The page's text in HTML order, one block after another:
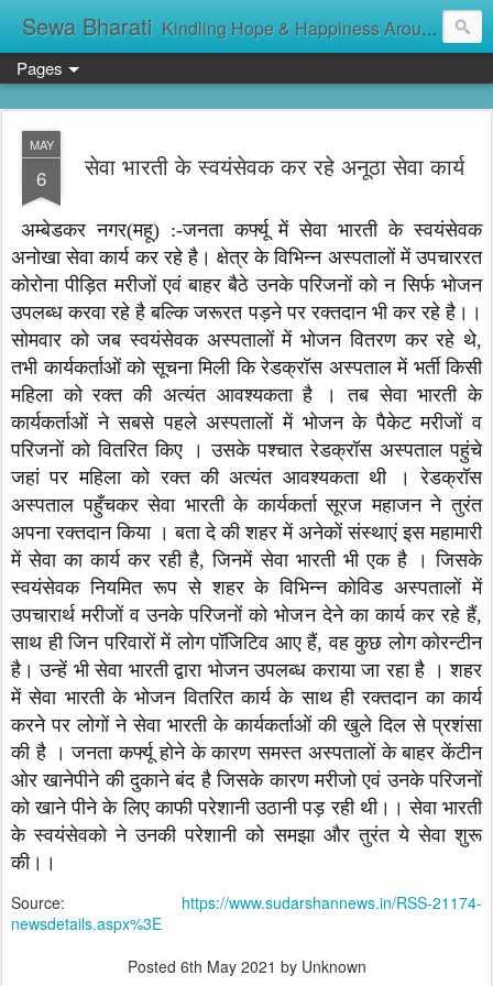
Sewa Bharati Kindling Hope & Happiness Around सेवा भारती சேவாபாரதி సేవా భారతి സേവാഭാരതി સેવા ભારતી সেবা ভাঁরাটি
Pages
MAY
6 सेवा भारती के स्वयंसेवक कर रहे अनूठा सेवा कार्य
अम्बेडकर नगर(महू) :-जनता कर्फ्यू में सेवा भारती के स्वयंसेवक
अनोखा सेवा कार्य कर रहे है। क्षेत्र के विभिन्न अस्पतालों में उपचाररत
कोरोना पीड़ित मरीजों एवं बाहर बैठे उनके परिजनों को न सिर्फ भोजन
उपलब्ध करवा रहे है बल्कि जरूरत पड़ने पर रक्तदान भी कर रहे है।।
सोमवार को जब स्वयंसेवक अस्पतालों में भोजन वितरण कर रहे थे,
तभी कार्यकर्ताओं को सूचना मिली कि रेडक्रॉस अस्पताल में भर्ती किसी
महिला को रक्त की अत्यंत आवश्यकता है । तब सेवा भारती के
कार्यकर्ताओं ने सबसे पहले अस्पतालों में भोजन के पैकेट मरीजों व
परिजनों को वितरित किए । उसके पश्चात रेडक्रॉस अस्पताल पहुंचे
जहां पर महिला को रक्त की अत्यंत आवश्यकता थी । रेडक्रॉस
अस्पताल पहुँचकर सेवा भारती के कार्यकर्ता सूरज महाजन ने तुरंत
अपना रक्तदान किया । बता दे की शहर में अनेकों संस्थाएं इस महामारी
में सेवा का कार्य कर रही है, जिनमें सेवा भारती भी एक है । जिसके
स्वयंसेवक नियमित रूप से शहर के विभिन्न कोविड अस्पतालों में
उपचारार्थ मरीजों व उनके परिजनों को भोजन देने का कार्य कर रहे हैं,
साथ ही जिन परिवारों में लोग पॉजिटिव आए हैं, वह कुछ लोग कोरन्टीन
है। उन्हें भी सेवा भारती द्वारा भोजन उपलब्ध कराया जा रहा है । शहर
में सेवा भारती के भोजन वितरित कार्य के साथ ही रक्तदान का कार्य
करने पर लोगों ने सेवा भारती के कार्यकर्ताओं की खुले दिल से प्रशंसा
की है । जनता कर्फ्यू होने के कारण समस्त अस्पतालों के बाहर केंटीन
ओर खानेपीने की दुकाने बंद है जिसके कारण मरीजो एवं उनके परिजनों
को खाने पीने के लिए काफी परेशानी उठानी पड़ रही थी।। सेवा भारती
के स्वयंसेवको ने उनकी परेशानी को समझा और तुरंत ये सेवा शुरू
की।।
Source: https://www.sudarshannews.in/RSS-21174-
newsdetails.aspx%3E
Posted 6th May 2021 by Unknown